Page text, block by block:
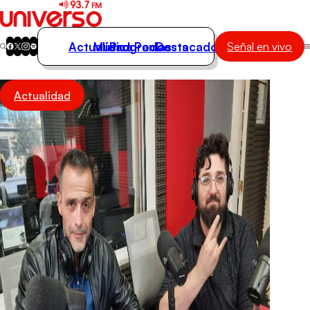
Actualidad
Música
Programas
Podcasts
Destacados
Actualidad
Música
Programas
Podcasts
Destacados Señal en vivo
Actualidad